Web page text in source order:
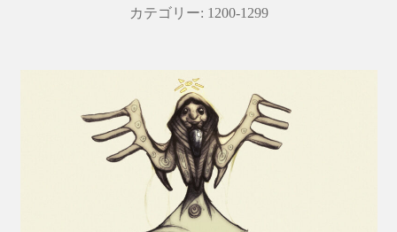
片
カテゴリー: 1200-1299